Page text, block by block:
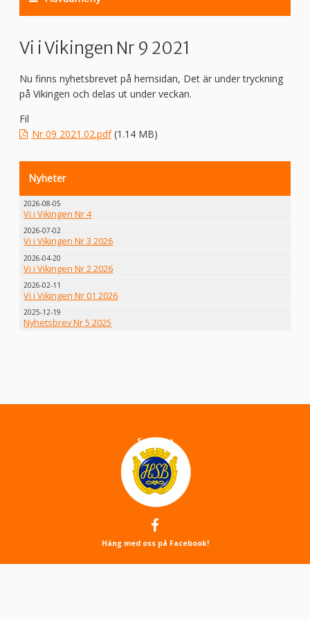
Vi i Vikingen Nr 9 2021
Nu finns nyhetsbrevet på hemsidan, Det är under tryckning
på Vikingen och delas ut under veckan.
Fil
Nr 09 2021.02.pdf (1.14 MB)
Nyheter
2026-08-05
Vi i Vikingen Nr 4
2026-07-02
Vi i Vikingen Nr 3 2026
2026-04-20
Vi i Vikingen Nr 2 2026
2026-02-11
Vi i Vikingen Nr 01 2026
2025-12-19
Nyhetsbrev Nr 5 2025
Sajtkarta
Cookies
Sök
Häng med oss på Facebook!